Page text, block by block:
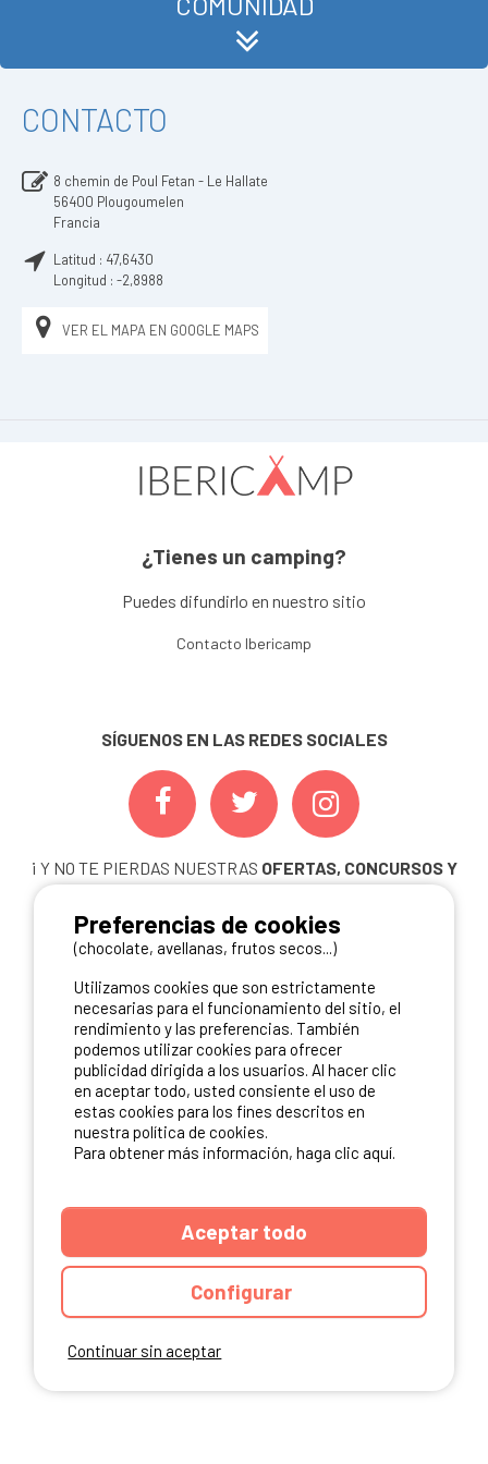
CONTACTO
8 chemin de Poul Fetan - Le Hallate
56400 Plougoumelen
Francia
Latitud : 47,6430
Longitud : -2,8988
VER EL MAPA EN GOOGLE MAPS
¿Tienes un camping?
Puedes difundirlo en nuestro sitio
Contacto Ibericamp
SÍGUENOS EN LAS REDES SOCIALES
¡ Y NO TE PIERDAS NUESTRAS OFERTAS, CONCURSOS Y
NEWSLETTER!
NUESTROS PARTNERS
Continuar sin aceptar
Preferencias de cookies
(chocolate, avellanas, frutos secos...)
Utilizamos cookies que son estrictamente
necesarias para el funcionamiento del sitio, el
rendimiento y las preferencias. También
podemos utilizar cookies para ofrecer
publicidad dirigida a los usuarios. Al hacer clic
en aceptar todo, usted consiente el uso de
estas cookies para los fines descritos en
nuestra política de cookies.
Para obtener más información, haga clic aquí.
Aceptar todo
Configurar